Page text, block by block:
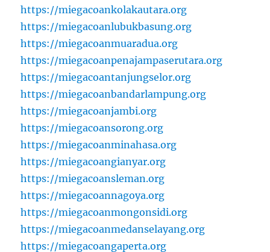
https://miegacoankolakautara.org
https://miegacoanlubukbasung.org
https://miegacoanmuaradua.org
https://miegacoanpenajampaserutara.org
https://miegacoantanjungselor.org
https://miegacoanbandarlampung.org
https://miegacoanjambi.org
https://miegacoansorong.org
https://miegacoanminahasa.org
https://miegacoangianyar.org
https://miegacoansleman.org
https://miegacoannagoya.org
https://miegacoanmongonsidi.org
https://miegacoanmedanselayang.org
https://miegacoangaperta.org